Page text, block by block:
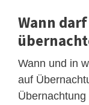
Wann
Wann und in
auf